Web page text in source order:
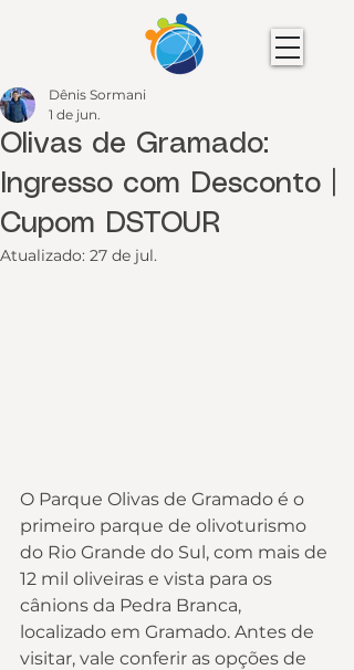
Olivas de Gramado:
Ingresso com Desconto |
Cupom DSTOUR
Dênis Sormani
1 de jun.
Atualizado: 27 de jul.
O Parque Olivas de Gramado é o
primeiro parque de olivoturismo
do Rio Grande do Sul, com mais de
12 mil oliveiras e vista para os
cânions da Pedra Branca,
localizado em Gramado. Antes de
visitar, vale conferir as opções de